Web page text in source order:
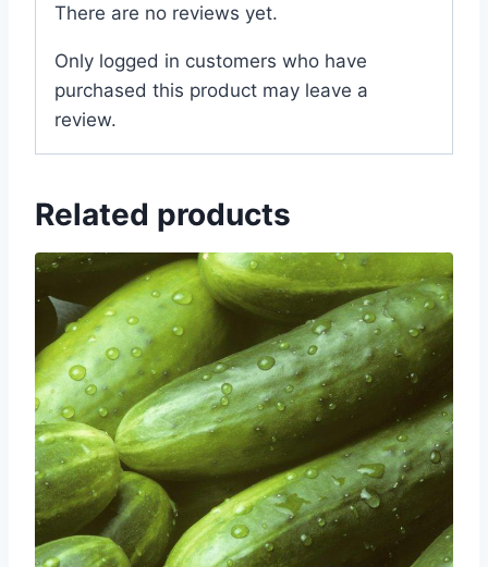
There are no reviews yet.
Only logged in customers who have
purchased this product may leave a
review.
Related products